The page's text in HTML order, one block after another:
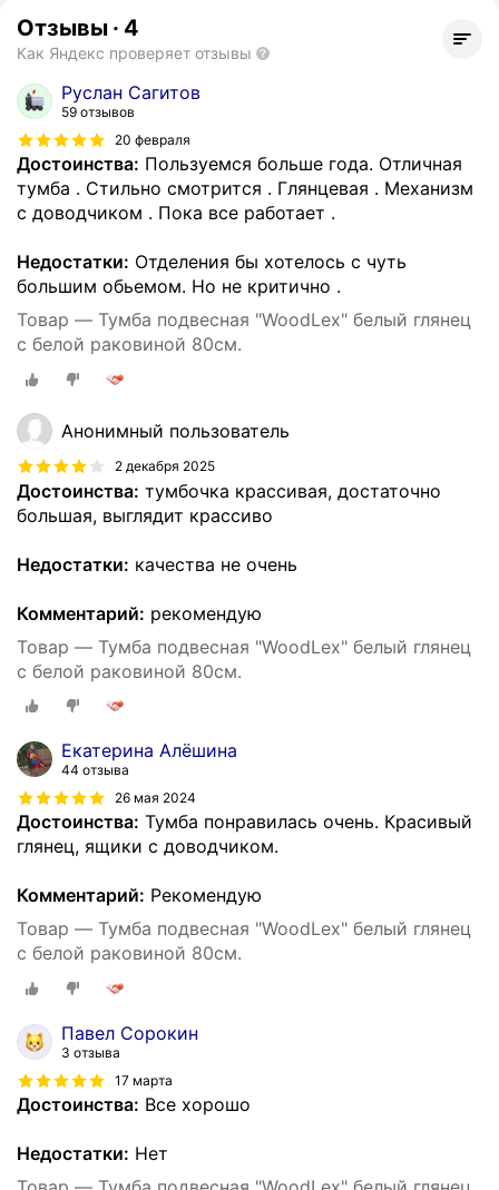
Отзывы · 4
Как Яндекс проверяет отзывы
Руслан Сагитов
59 отзывов
20 февраля
Достоинства: Пользуемся больше года. Отличная
тумба . Стильно смотрится . Глянцевая . Механизм
с доводчиком . Пока все работает .
Недостатки: Отделения бы хотелось с чуть
большим обьемом. Но не критично .
Товар — Тумба подвесная "WoodLex" белый глянец
с белой раковиной 80см.
Анонимный пользователь
2 декабря 2025
Достоинства: тумбочка крассивая, достаточно
большая, выглядит крассиво
Недостатки: качества не очень
Комментарий: рекомендую
Товар — Тумба подвесная "WoodLex" белый глянец
с белой раковиной 80см.
Екатерина Алёшина
44 отзыва
26 мая 2024
Достоинства: Тумба понравилась очень. Красивый
глянец, ящики с доводчиком.
Комментарий: Рекомендую
Товар — Тумба подвесная "WoodLex" белый глянец
с белой раковиной 80см.
Павел Сорокин
3 отзыва
17 марта
Достоинства: Все хорошо
Недостатки: Нет